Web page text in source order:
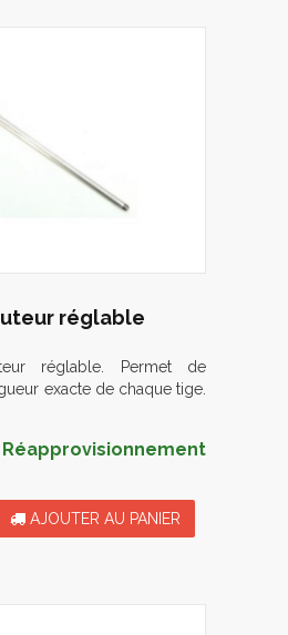
réglable
réglable. Permet de
exacte de chaque tige.
Réapprovisionnement
AJOUTER AU PANIER